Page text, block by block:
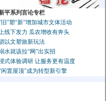
平系列言论专栏
旧”塑“新”增加城市文体活动
线下发力 瓜农增收有奔头
以文塑旅新玩法
水就该拉“网”出实招
式体验调研 让服务更有温度
闲置屋顶”成为转型新引擎